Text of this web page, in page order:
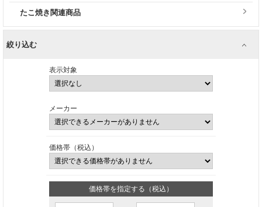
たこ焼き関連商品
絞り込む
表示対象
メーカー
価格帯（税込）
価格帯を指定する（税込）